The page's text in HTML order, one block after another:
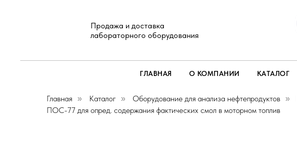
Продажа и доставка
лабораторного оборудования
ГЛАВНАЯ О КОМПАНИИ КАТАЛОГ
Главная » Каталог » Оборудование для анализа нефтепродуктов »
ПОС-77 для опред. содержания фактических смол в моторном топлив